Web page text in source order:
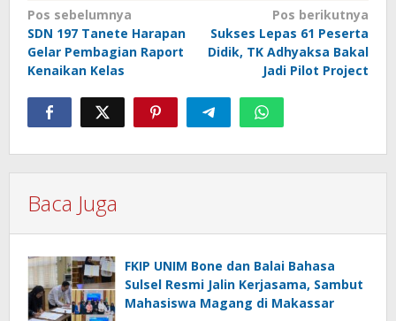
Navigasi
pos
Pos sebelumnya
SDN 197 Tanete Harapan
Gelar Pembagian Raport
Kenaikan Kelas
Pos berikutnya
Sukses Lepas 61 Peserta
Didik, TK Adhyaksa Bakal
Jadi Pilot Project
Baca Juga
FKIP UNIM Bone dan Balai Bahasa
Sulsel Resmi Jalin Kerjasama, Sambut
Mahasiswa Magang di Makassar